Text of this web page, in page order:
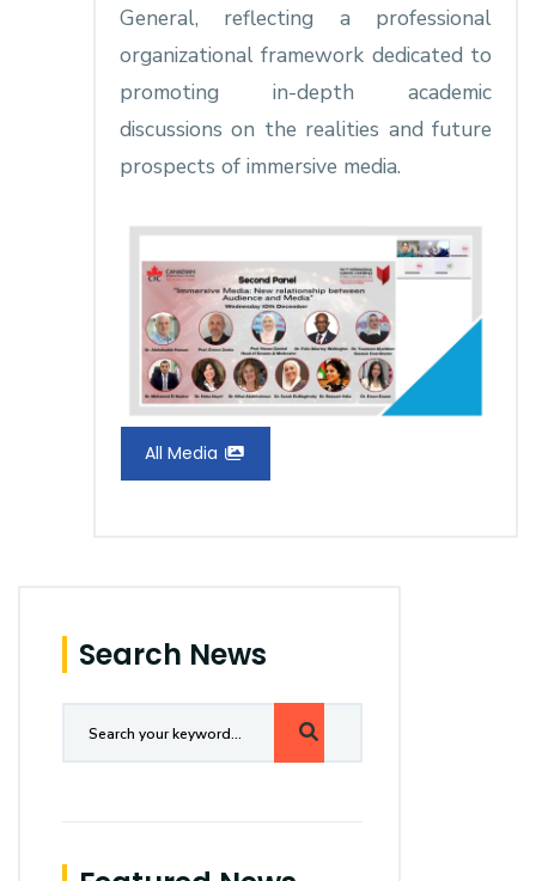
General, reflecting a professional
organizational framework dedicated to
promoting in-depth academic
discussions on the realities and future
prospects of immersive media.
All Media
Search News